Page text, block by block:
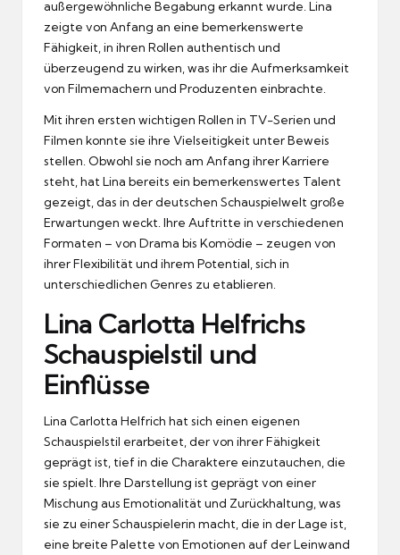
außergewöhnliche Begabung erkannt wurde. Lina
zeigte von Anfang an eine bemerkenswerte
Fähigkeit, in ihren Rollen authentisch und
überzeugend zu wirken, was ihr die Aufmerksamkeit
von Filmemachern und Produzenten einbrachte.
Mit ihren ersten wichtigen Rollen in TV-Serien und
Filmen konnte sie ihre Vielseitigkeit unter Beweis
stellen. Obwohl sie noch am Anfang ihrer Karriere
steht, hat Lina bereits ein bemerkenswertes Talent
gezeigt, das in der deutschen Schauspielwelt große
Erwartungen weckt. Ihre Auftritte in verschiedenen
Formaten – von Drama bis Komödie – zeugen von
ihrer Flexibilität und ihrem Potential, sich in
unterschiedlichen Genres zu etablieren.
Lina Carlotta Helfrichs
Schauspielstil und
Einflüsse
Lina Carlotta Helfrich hat sich einen eigenen
Schauspielstil erarbeitet, der von ihrer Fähigkeit
geprägt ist, tief in die Charaktere einzutauchen, die
sie spielt. Ihre Darstellung ist geprägt von einer
Mischung aus Emotionalität und Zurückhaltung, was
sie zu einer Schauspielerin macht, die in der Lage ist,
eine breite Palette von Emotionen auf der Leinwand